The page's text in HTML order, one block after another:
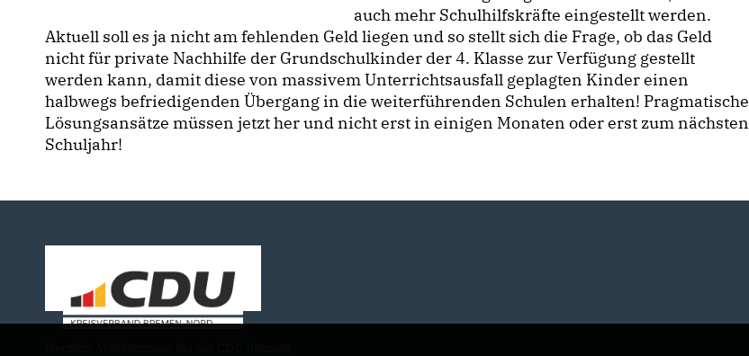
auch mehr Schulhilfskräfte eingestellt werden.
Aktuell soll es ja nicht am fehlenden Geld liegen und so stellt sich die Frage, ob das Geld
nicht für private Nachhilfe der Grundschulkinder der 4. Klasse zur Verfügung gestellt
werden kann, damit diese von massivem Unterrichtsausfall geplagten Kinder einen
halbwegs befriedigenden Übergang in die weiterführenden Schulen erhalten! Pragmatische
Lösungsansätze müssen jetzt her und nicht erst in einigen Monaten oder erst zum nächsten
Schuljahr!